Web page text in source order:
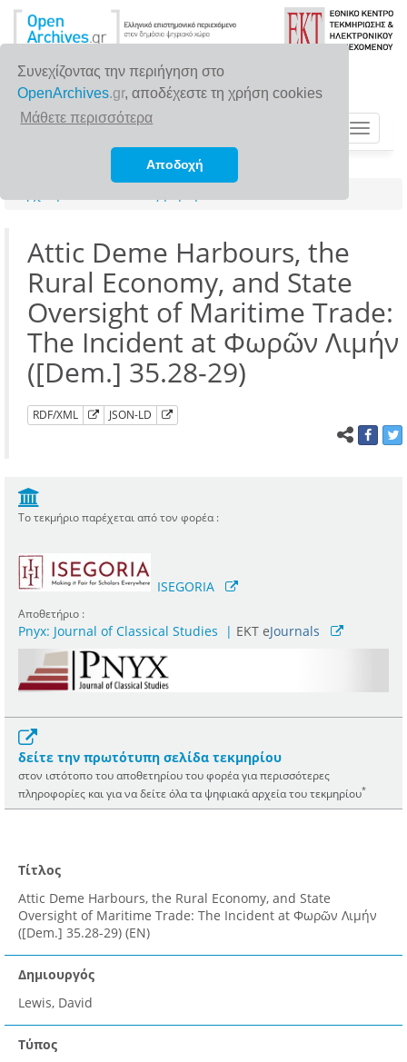
Συνεχίζοντας την περιήγηση στο
OpenArchives.gr, αποδέχεστε τη χρήση cookies
Μάθετε περισσότερα
Αποδοχή
Toggle
Attic Deme Harbours, the
Rural Economy, and State
Oversight of Maritime Trade:
The Incident at Φωρῶν Λιμήν
([Dem.] 35.28-29)
RDF/XML JSON-LD
Το τεκμήριο παρέχεται από τον φορέα :
ISEGORIA
Αποθετήριο :
Pnyx: Journal of Classical Studies | ΕΚΤ eJournals
δείτε την πρωτότυπη σελίδα τεκμηρίου
στον ιστότοπο του αποθετηρίου του φορέα για περισσότερες
πληροφορίες και για να δείτε όλα τα ψηφιακά αρχεία του τεκμηρίου*
Τίτλος
Attic Deme Harbours, the Rural Economy, and State
Oversight of Maritime Trade: The Incident at Φωρῶν Λιμήν
([Dem.] 35.28-29) (EN)
Δημιουργός
Lewis, David
Τύπος